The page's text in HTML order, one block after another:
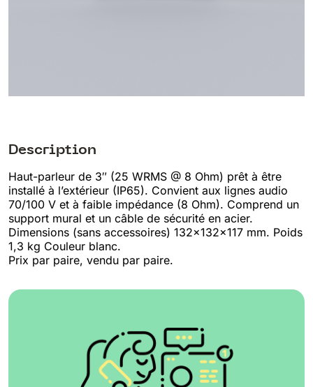
Description
Haut-parleur de 3″ (25 WRMS @ 8 Ohm) prêt à être
installé à l’extérieur (IP65). Convient aux lignes audio
70/100 V et à faible impédance (8 Ohm). Comprend un
support mural et un câble de sécurité en acier.
Dimensions (sans accessoires) 132x132x117 mm. Poids
1,3 kg Couleur blanc.
Prix par paire, vendu par paire.